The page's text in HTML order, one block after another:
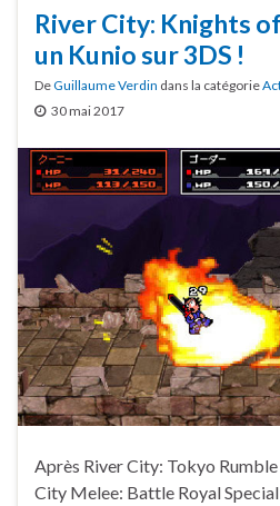
River City: Knights
un Kunio sur 3DS !
DeGuillaume Verdin dans la catégorie
30 mai 2017
Après River City: Tokyo
City Melee: Battle Royal